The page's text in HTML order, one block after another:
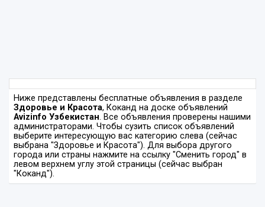
Ниже представлены бесплатные объявления в разделе
Здоровье и Красота, Коканд на доске объявлений
Avizinfo Узбекистан. Все объявления проверены нашими
администраторами. Чтобы сузить список объявлений
выберите интересующую вас категорию слева (сейчас
выбрана "Здоровье и Красота"). Для выбора другого
города или страны нажмите на ссылку "Сменить город" в
левом верхнем углу этой страницы (сейчас выбран
"Коканд").